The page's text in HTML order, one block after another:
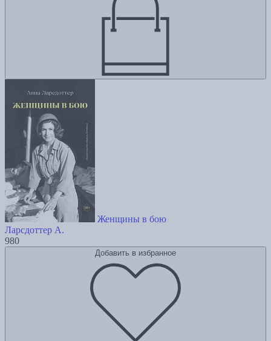
Женщины в бою
Ларсдоттер А.
980
Добавить в избранное